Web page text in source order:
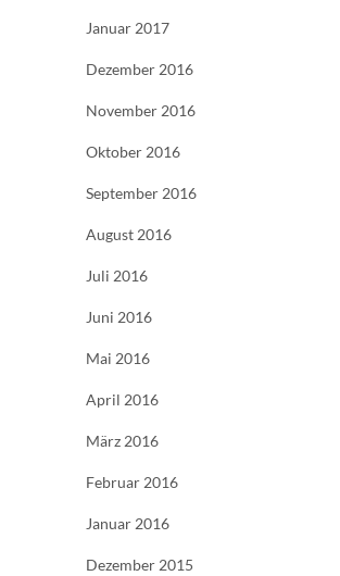
Januar 2017
Dezember 2016
November 2016
Oktober 2016
September 2016
August 2016
Juli 2016
Juni 2016
Mai 2016
April 2016
März 2016
Februar 2016
Januar 2016
Dezember 2015